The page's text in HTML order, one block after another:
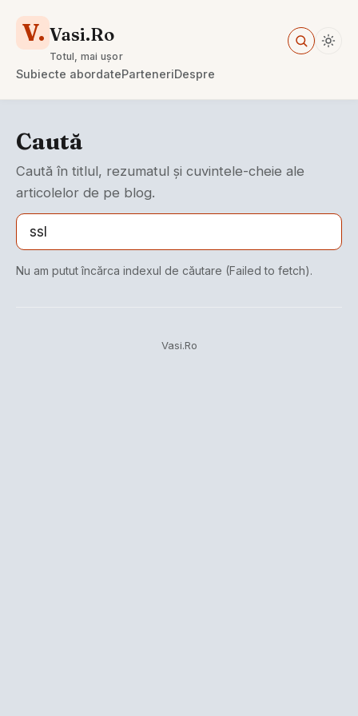
V. Vasi.Ro
Totul, mai ușor
Subiecte abordateParteneriDespre
Caută
Caută în titlul, rezumatul și cuvintele-cheie ale
articolelor de pe blog.
Nu am putut încărca indexul de căutare (Failed to fetch).
Vasi.Ro